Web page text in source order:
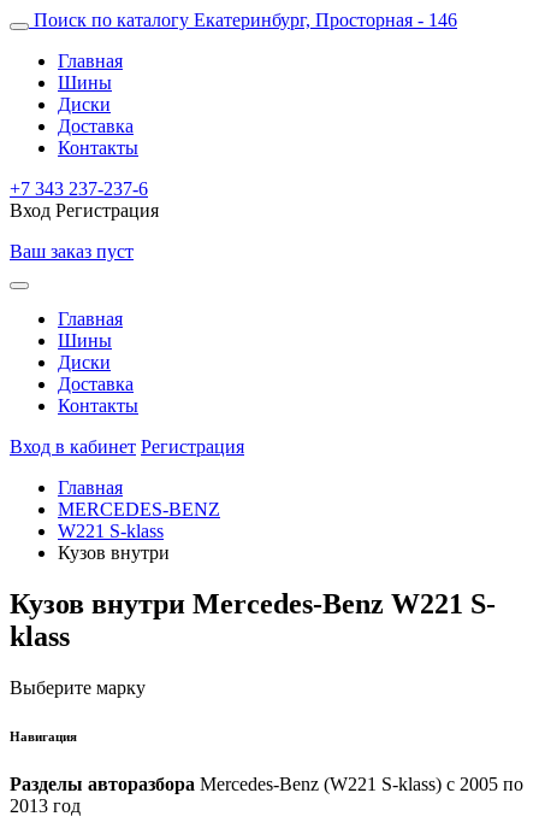
Поиск по каталогу Екатеринбург, Просторная - 146
Главная
Шины
Диски
Доставка
Контакты
+7 343 237-237-6
Вход Регистрация
Ваш заказ пуст
Главная
Шины
Диски
Доставка
Контакты
Вход в кабинет Регистрация
Главная
MERCEDES-BENZ
W221 S-klass
Кузов внутри
Кузов внутри Mercedes-Benz W221 S-
klass
Выберите марку
Навигация
Разделы авторазбора Mercedes-Benz (W221 S-klass) с 2005 по
2013 год